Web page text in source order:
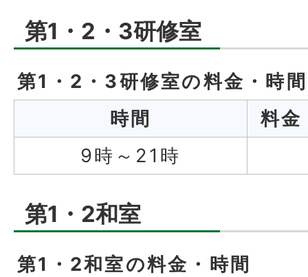
第1・2・3研修室
第1・2・3研修室の料金・時間
時間
料金
9時～21時
第1・2和室
第1・2和室の料金・時間